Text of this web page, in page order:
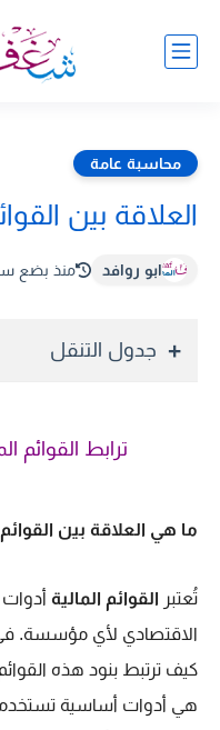
محاسبة عامة
العلاقة بين
ابو روافد منذ بضع
جدول التنقل
ترابط القوائم
ما هي العلاقة بين القوائم
تُعتبر القوائم المالية
الاقتصادي لأي مؤسسة.
كيف ترتبط بنود هذه
هي أدوات أساسية